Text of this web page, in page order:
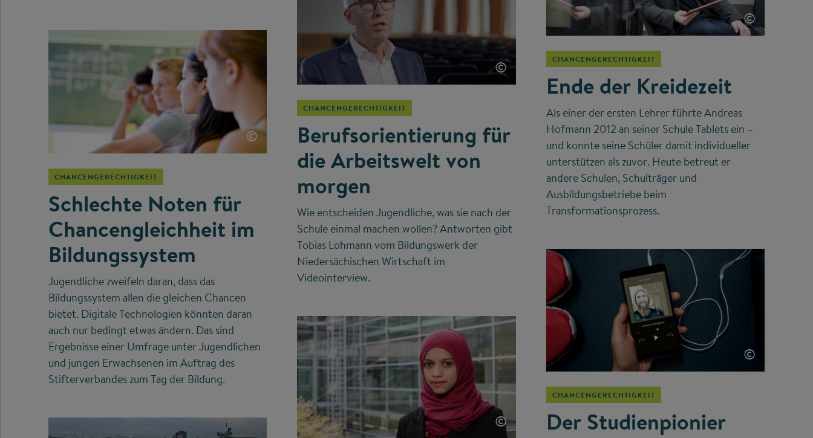
©
CHANCENGERECHTIGKEIT
Schlechte Noten für
Chancengleichheit im
Bildungssystem
Jugendliche zweifeln daran, dass das
Bildungssystem allen die gleichen Chancen
bietet. Digitale Technologien könnten daran
auch nur bedingt etwas ändern. Das sind
Ergebnisse einer Umfrage unter Jugendlichen
und jungen Erwachsenen im Auftrag des
Stifterverbandes zum Tag der Bildung.
©
CHANCENGERECHTIGKEIT
Berufsorientierung für
die Arbeitswelt von
morgen
Wie entscheiden Jugendliche, was sie nach der
Schule einmal machen wollen? Antworten gibt
Tobias Lohmann vom Bildungswerk der
Niedersächischen Wirtschaft im
Videointerview.
©
CHANCENGERECHTIGKEIT
Ende der Kreidezeit
Als einer der ersten Lehrer führte Andreas
Hofmann 2012 an seiner Schule Tablets ein –
und konnte seine Schüler damit individueller
unterstützen als zuvor. Heute betreut er
andere Schulen, Schulträger und
Ausbildungsbetriebe beim
Transformationsprozess.
©
©
CHANCENGERECHTIGKEIT
Der Studienpionier